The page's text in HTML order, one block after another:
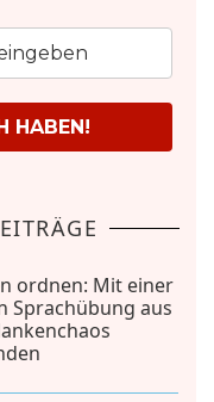
HABEN!
ordnen: Mit einer
Sprachübung aus